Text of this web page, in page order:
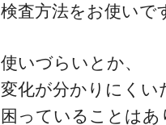
検査方法をお使いで
使いづらいとか、
変化が分かりにくい
困っていることはあ